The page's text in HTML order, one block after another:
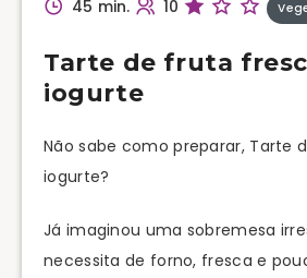
45 min. 10
Tarte de fruta
iogurte
Não sabe como preparar, Tarte
iogurte?
Já imaginou uma sobremesa
necessita de forno, fresca e